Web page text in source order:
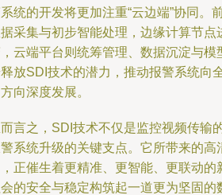
统的开发将更加注重“云边端”协同。
采集与初步智能处理，边缘计算节点
云端平台则统筹管理、数据沉淀与模
放SDI技术的潜力，推动报警系统向
向深度发展。
言之，SDI技术不仅是监控视频传输
系统升级的关键支点。它所带来的高
正催生着更精准、更智能、更联动的
的安全与稳定构筑起一道更为坚固的